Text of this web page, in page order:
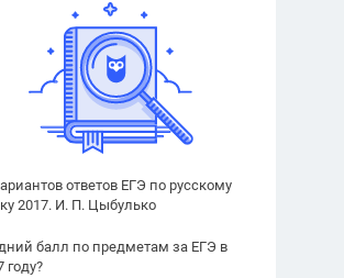
ответов ЕГЭ по русскому
2017. И. П. Цыбулько
балл по предметам за ЕГЭ в
году?